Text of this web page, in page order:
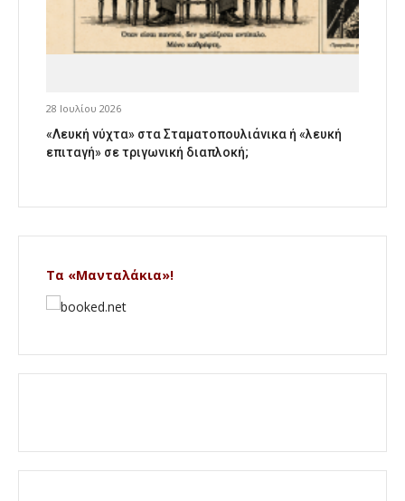
28 Ιουλίου 2026
«Λευκή νύχτα» στα Σταματοπουλιάνικα ή «λευκή
επιταγή» σε τριγωνική διαπλοκή;
Τα «Μανταλάκια»!